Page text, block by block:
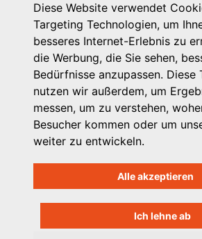
Diese Website verwendet
Targeting Technologien, um
besseres Internet-Erlebnis zu
die Werbung, die Sie sehen,
Bedürfnisse anzupassen. Diese
nutzen wir außerdem, um
messen, um zu verstehen,
Besucher kommen oder um
weiter zu entwickeln.
Alle akzeptieren
Ich lehne ab
Michaelkirchstr. 17/18
10179 Berlin
Telefon: 030 – 58 58 17 16 01
E-Mail: info@vpk.de
Mehr Informationen: www.vpk.de
Hilfe
Datenschutzhinweis